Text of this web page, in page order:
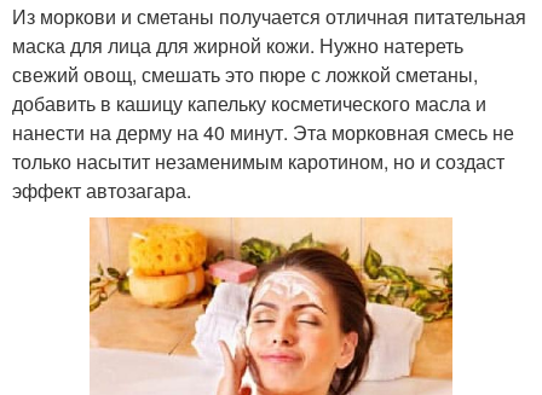
Из моркови и сметаны получается отличная питательная
маска для лица для жирной кожи. Нужно натереть
свежий овощ, смешать это пюре с ложкой сметаны,
добавить в кашицу капельку косметического масла и
нанести на дерму на 40 минут. Эта морковная смесь не
только насытит незаменимым каротином, но и создаст
эффект автозагара.